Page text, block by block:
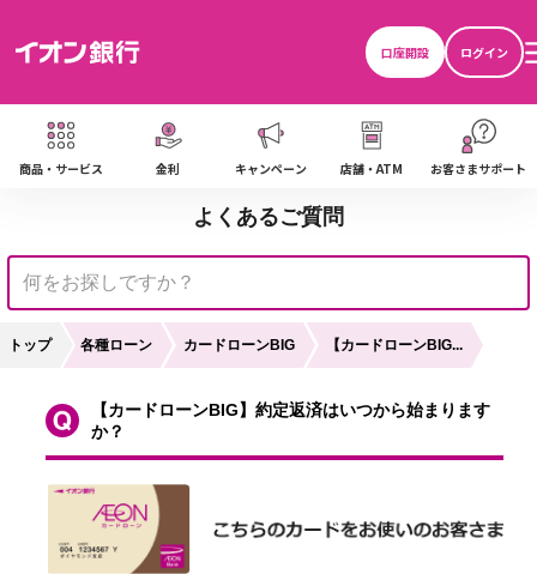
口座開設
ログイン
商品・サービス 金利 キャンペーン 店舗・ATM お客さまサポート
よくあるご質問
トップ 各種ローン カードローンBIG 【カードローンBIG...
【カードローンBIG】約定返済はいつから始まります
か？